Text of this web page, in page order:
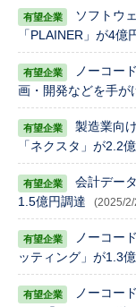
ソフトウ
「PLAINER」が4億
ノーコー
画・開発などを手が
製造業向
「ネクスタ」が2.2
会計デー
1.5億円調達
(2025/
ノーコー
ッティング」が1.3
ノーコー